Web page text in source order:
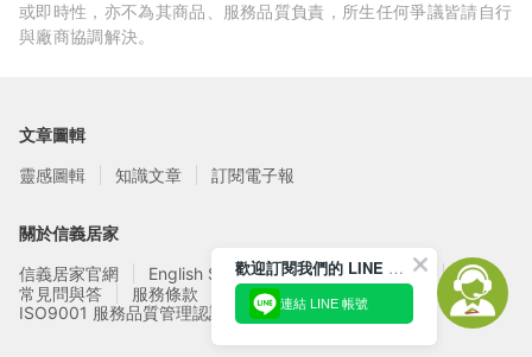
或即時性，亦不為其商品、服務品質負責，所生任何爭議皆請自行
與廠商協調解決。
文章圖輯
靈感圖輯
知識文章 訂閱電子報
關於信義居家
信義居家官網
English Service
信義居家廠商募集
常見問與答
服務條款
隱私權政策
ISO9001 服務品質管理認證
歡迎訂閱我們的 LINE 官方帳號
連結 LINE 帳號